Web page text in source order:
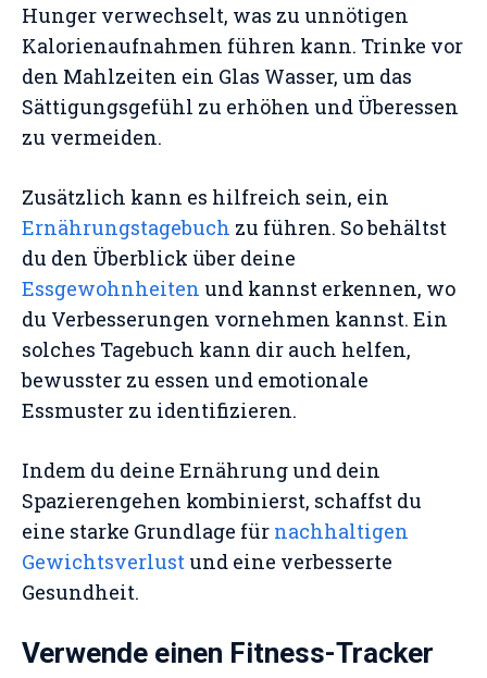
Hunger verwechselt, was zu unnötigen
Kalorienaufnahmen führen kann. Trinke vor
den Mahlzeiten ein Glas Wasser, um das
Sättigungsgefühl zu erhöhen und Überessen
zu vermeiden.
Zusätzlich kann es hilfreich sein, ein
Ernährungstagebuch zu führen. So behältst
du den Überblick über deine
Essgewohnheiten und kannst erkennen, wo
du Verbesserungen vornehmen kannst. Ein
solches Tagebuch kann dir auch helfen,
bewusster zu essen und emotionale
Essmuster zu identifizieren.
Indem du deine Ernährung und dein
Spazierengehen kombinierst, schaffst du
eine starke Grundlage für nachhaltigen
Gewichtsverlustund eine verbesserte
Gesundheit.
Verwende einen Fitness-Tracker